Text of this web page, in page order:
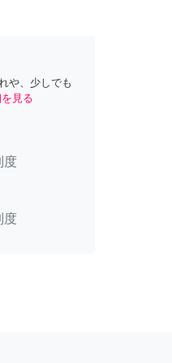
や、少しでも
見る
度
度